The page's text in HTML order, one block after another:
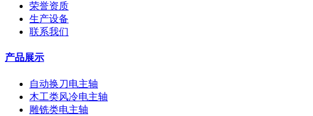
荣誉资质
生产设备
联系我们
产品展示
自动换刀电主轴
木工类风冷电主轴
雕铣类电主轴